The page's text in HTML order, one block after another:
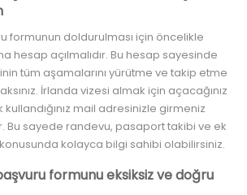
formunun doldurulması için öncelikle
hesap açılmalıdır. Bu hesap sayesinde
tüm aşamalarını yürütme ve takip etme
İrlanda vizesi almak için açacağınız
mail adresinizle girmeniz
Bu sayede randevu, pasaport takibi ve ek
kolayca bilgi sahibi olabilirsiniz.
formunu eksiksiz ve doğru